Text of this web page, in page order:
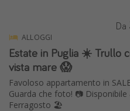
ALLOGGI
Estate in Puglia ☀️ Trullo
vista mare 😱
Favoloso appartamento in
Guarda che foto! 📷 Disponibile
Ferragosto 🏖️
Da